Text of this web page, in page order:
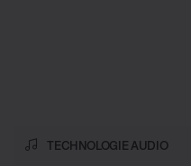
TECHNOLOGIE AUDIO